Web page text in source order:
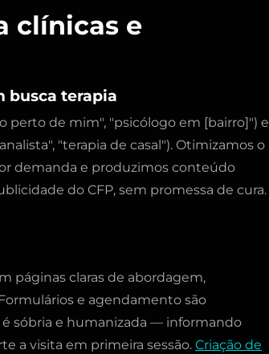
clínicas e
busca terapia
perto de mim", "psicólogo em [bairro]") e
"terapia de casal"). Otimizamos o
demanda e produzimos conteúdo
do CFP, sem promessa de cura.
páginas claras de abordagem,
e agendamento são
sóbria e humanizada — informando
a visita em primeira sessão. Criação de